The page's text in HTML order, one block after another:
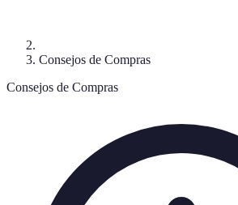
Consejos de Compras
Consejos de Compras